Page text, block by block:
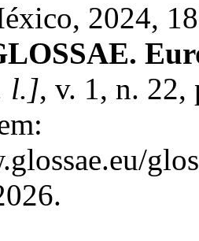
2024,
l.], v. 1, n. 22,